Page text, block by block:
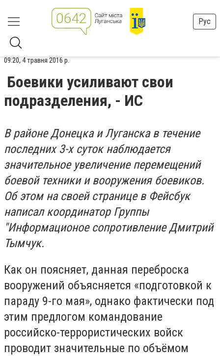
Рус
09:20, 4 травня 2016 р.
Боевики усиливают свои
подразделения, - ИС
В районе Донецка и Луганска в течение
последних 3-х суток наблюдается
значительное увеличение перемещений
боевой техники и вооружения боевиков.
Об этом на своей странице в Фейсбук
написал координатор Группы
"Информационое сопротивление Дмитрий
Тымчук.
Как он поясняет, данная переброска
вооружений объясняется «подготовкой к
параду 9-го мая», однако фактически под
этим предлогом командование
российско-террористических войск
проводит значительные по объёмом